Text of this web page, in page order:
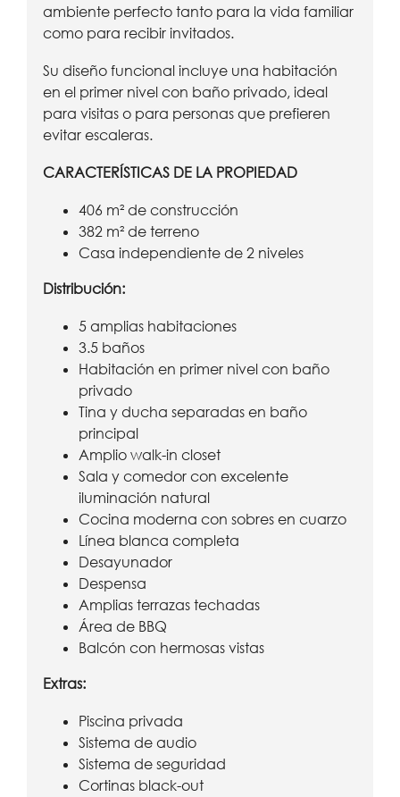
ambiente perfecto tanto para la vida familiar
como para recibir invitados.
Su diseño funcional incluye una habitación
en el primer nivel con baño privado, ideal
para visitas o para personas que prefieren
evitar escaleras.
CARACTERÍSTICAS DE LA PROPIEDAD
406 m² de construcción
382 m² de terreno
Casa independiente de 2 niveles
Distribución:
5 amplias habitaciones
3.5 baños
Habitación en primer nivel con baño
privado
Tina y ducha separadas en baño
principal
Amplio walk-in closet
Sala y comedor con excelente
iluminación natural
Cocina moderna con sobres en cuarzo
Línea blanca completa
Desayunador
Despensa
Amplias terrazas techadas
Área de BBQ
Balcón con hermosas vistas
Extras:
Piscina privada
Sistema de audio
Sistema de seguridad
Cortinas black-out